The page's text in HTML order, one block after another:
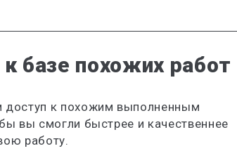
базе похожих работ
доступ к похожим выполненным
вы смогли быстрее и качественнее
работу.